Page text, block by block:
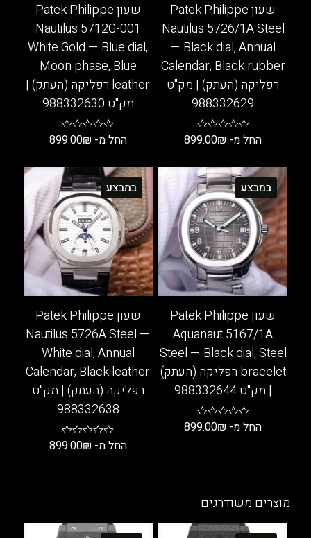
שעון Patek Philippe
Nautilus 5726/1A Steel
— Black dial, Annual
Calendar, Black rubber
רפליקה (העתק) | מק"ט
988332629
החל מ- 899.00₪
זה
יש
מספר
סוגים.
ניתן
לבחור
את
האפשרויות
בעמוד
המוצר
שעון Patek Philippe
Nautilus 5712G-001
White Gold — Blue dial,
Moon phase, Blue
leather רפליקה (העתק) |
מק"ט 988332630
החל מ- 899.00₪
זה
יש
מספר
סוגים.
ניתן
לבחור
את
האפשרויות
בעמוד
המוצר
במבצע
שעון Patek Philippe
Aquanaut 5167/1A
Steel — Black dial, Steel
bracelet רפליקה (העתק)
| מק"ט 988332644
החל מ- 899.00₪
מספר
ניתן
במבצע
שעון Patek Philippe
Nautilus 5726A Steel —
White dial, Annual
Calendar, Black leather
רפליקה (העתק) | מק"ט
988332638
החל מ- 899.00₪
סוגים.
מוצרים משודרגים